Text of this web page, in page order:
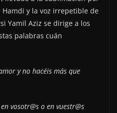
y la voz irrepetible de
Yamil Aziz se dirige a los
palabras cuán
y no hacéis más que
vosotr@s o en vuestr@s